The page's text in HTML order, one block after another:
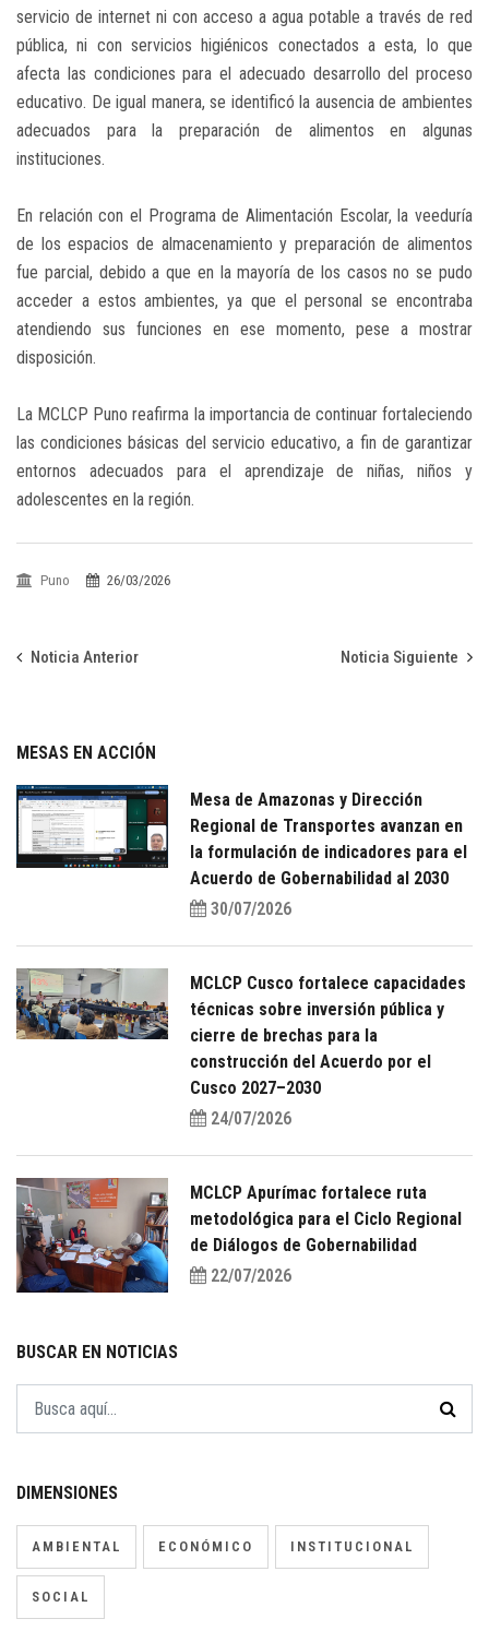
servicio de internet ni con acceso a agua potable a través de red
pública, ni con servicios higiénicos conectados a esta, lo que
afecta las condiciones para el adecuado desarrollo del proceso
educativo. De igual manera, se identificó la ausencia de ambientes
adecuados para la preparación de alimentos en algunas
instituciones.
En relación con el Programa de Alimentación Escolar, la veeduría
de los espacios de almacenamiento y preparación de alimentos
fue parcial, debido a que en la mayoría de los casos no se pudo
acceder a estos ambientes, ya que el personal se encontraba
atendiendo sus funciones en ese momento, pese a mostrar
disposición.
La MCLCP Puno reafirma la importancia de continuar fortaleciendo
las condiciones básicas del servicio educativo, a fin de garantizar
entornos adecuados para el aprendizaje de niñas, niños y
adolescentes en la región.
Puno 26/03/2026
Noticia Anterior Noticia Siguiente
MESAS EN ACCIÓN
Mesa de Amazonas y Dirección
Regional de Transportes avanzan en
la formulación de indicadores para el
Acuerdo de Gobernabilidad al 2030
30/07/2026
MCLCP Cusco fortalece capacidades
técnicas sobre inversión pública y
cierre de brechas para la
construcción del Acuerdo por el
Cusco 2027–2030
24/07/2026
MCLCP Apurímac fortalece ruta
metodológica para el Ciclo Regional
de Diálogos de Gobernabilidad
22/07/2026
BUSCAR EN NOTICIAS
DIMENSIONES
AMBIENTAL ECONÓMICO INSTITUCIONAL
SOCIAL